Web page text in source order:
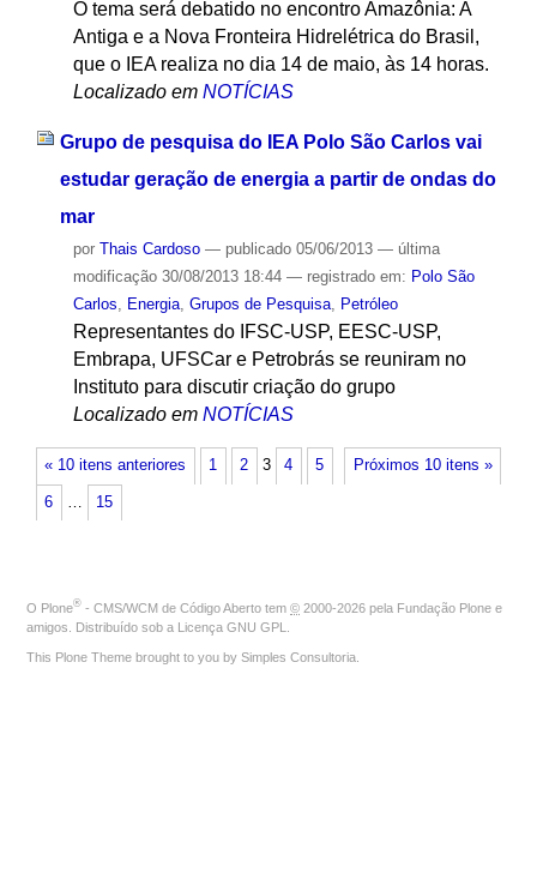
O tema será debatido no encontro Amazônia: A
Antiga e a Nova Fronteira Hidrelétrica do Brasil,
que o IEA realiza no dia 14 de maio, às 14 horas.
Localizado em NOTÍCIAS
Grupo de pesquisa do IEA Polo São Carlos vai
estudar geração de energia a partir de ondas do
mar
por Thais Cardoso — publicado05/06/2013 — última
modificação30/08/2013 18:44 — registrado em: Polo São
Carlos, Energia, Grupos de Pesquisa, Petróleo
Representantes do IFSC-USP, EESC-USP,
Embrapa, UFSCar e Petrobrás se reuniram no
Instituto para discutir criação do grupo
Localizado em NOTÍCIAS
« 10 itens anteriores Próximos 10 itens »
1 2 3 4 5
6 … 15
O Plone® - CMS/WCM de Código Aberto tem © 2000-2026 pela Fundação Plone e
amigos. Distribuído sob a Licença GNU GPL
This Plone Theme brought to you by Simples Consultoria